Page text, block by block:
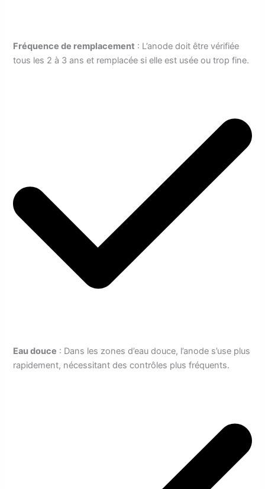
Fréquence de remplacement : L’anode doit être vérifiée
tous les 2 à 3 ans et remplacée si elle est usée ou trop fine.
Eau douce : Dans les zones d’eau douce, l’anode s’use plus
rapidement, nécessitant des contrôles plus fréquents.